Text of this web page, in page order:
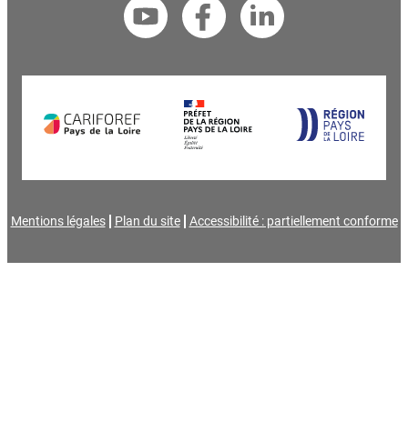
Mentions légales Plan du site Accessibilité : partiellement conforme